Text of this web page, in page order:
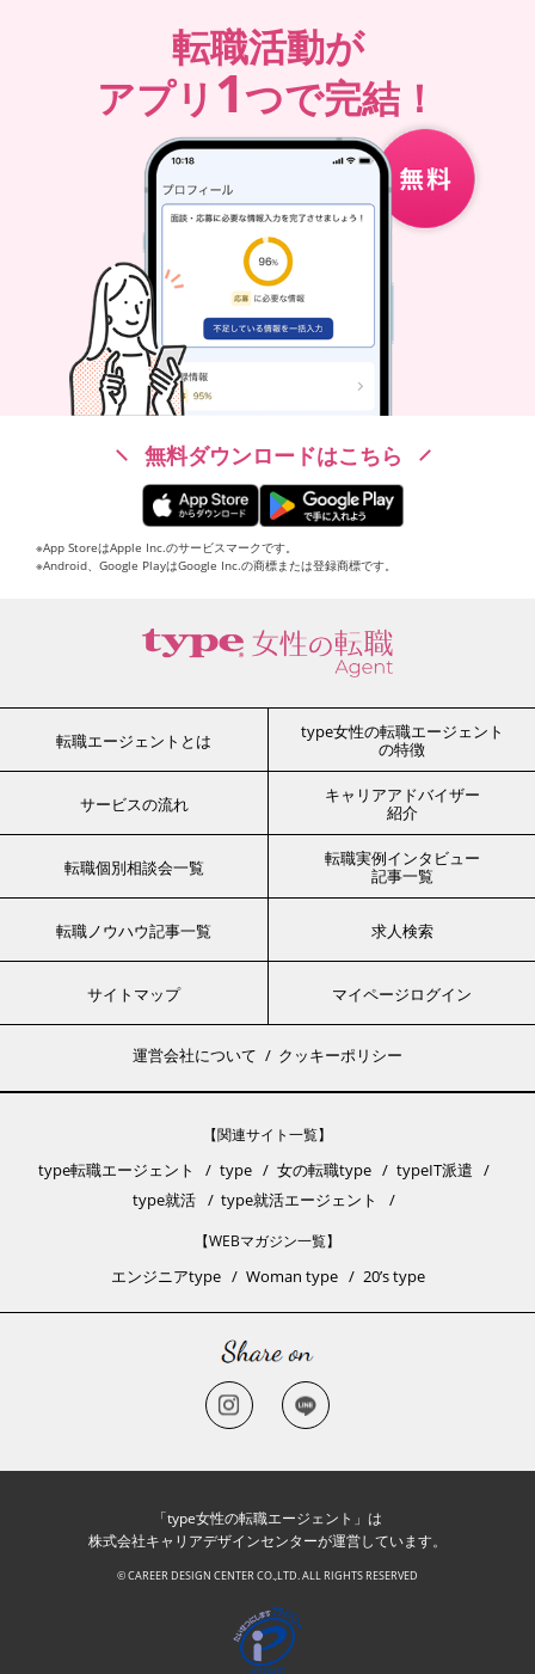
転職活動が
アプリ 1つで完結！
無料ダウンロードはこちら
※App StoreはApple Inc.のサービスマークです。
※Android、Google PlayはGoogle Inc.の商標または登録商標です。
転職エージェントとは
type女性の転職エージェント
の特徴
サービスの流れ
キャリアアドバイザー
紹介
転職個別相談会一覧
転職実例インタビュー
記事一覧
転職ノウハウ記事一覧 求人検索
サイトマップ マイページログイン
運営会社について クッキーポリシー
【関連サイト一覧】
type転職エージェント type 女の転職type
typeIT派遣
type就活
type就活エージェント
【WEBマガジン一覧】
エンジニアtype Woman type 20’s type
「type女性の転職エージェント」は
株式会社キャリアデザインセンターが運営しています。
© CAREER DESIGN CENTER CO.,LTD. ALL RIGHTS RESERVED